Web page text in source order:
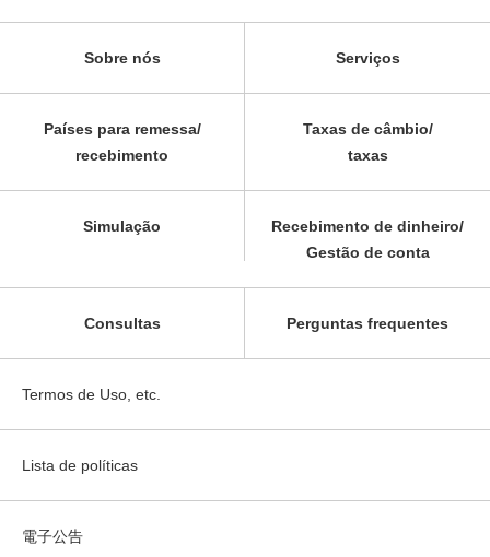
Sobre nós Serviços
Países para remessa/
recebimento
Taxas de câmbio/
taxas
Simulação
Recebimento de dinheiro/
Gestão de conta
Consultas Perguntas frequentes
Termos de Uso, etc.
Lista de políticas
電子公告